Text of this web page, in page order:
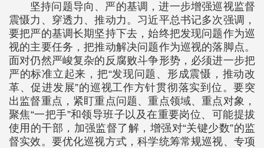
坚持问题导向、严的基调，进一步增强巡视监督
震慑力、穿透力、推动力。习近平总书记多次强调，
要把严的基调长期坚持下去，始终把发现问题作为巡
视的主要任务，把推动解决问题作为巡视的落脚点。
面对仍然严峻复杂的反腐败斗争形势，必须进一步把
严的标准立起来，把“发现问题、形成震慑，推动改
革、促进发展”的巡视工作方针贯彻落实到位。要突
出监督重点，紧盯重点问题、重点领域、重点对象，
聚焦“一把手”和领导班子以及在重要岗位、可能提拔
使用的干部，加强监督了解，增强对“关键少数”的监
督实效。要优化巡视方式，科学统筹常规巡视、专项